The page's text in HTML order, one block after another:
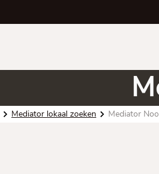
Mediator lokaal zoeken Mediator